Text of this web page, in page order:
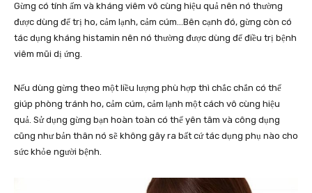
Gừng có tính ấm và kháng viêm vô cùng hiệu quả nên nó thường
được dùng để trị ho, cảm lạnh, cảm cúm…Bên cạnh đó, gừng còn có
tác dụng kháng histamin nên nó thường được dùng để điều trị bệnh
viêm mũi dị ứng.
Nếu dùng gừng theo một liều lượng phù hợp thì chắc chắn có thể
giúp phòng tránh ho, cảm cúm, cảm lạnh một cách vô cùng hiệu
quả. Sử dụng gừng bạn hoàn toàn có thể yên tâm và công dụng
cũng như bản thân nó sẽ không gây ra bất cứ tác dụng phụ nào cho
sức khỏe người bệnh.